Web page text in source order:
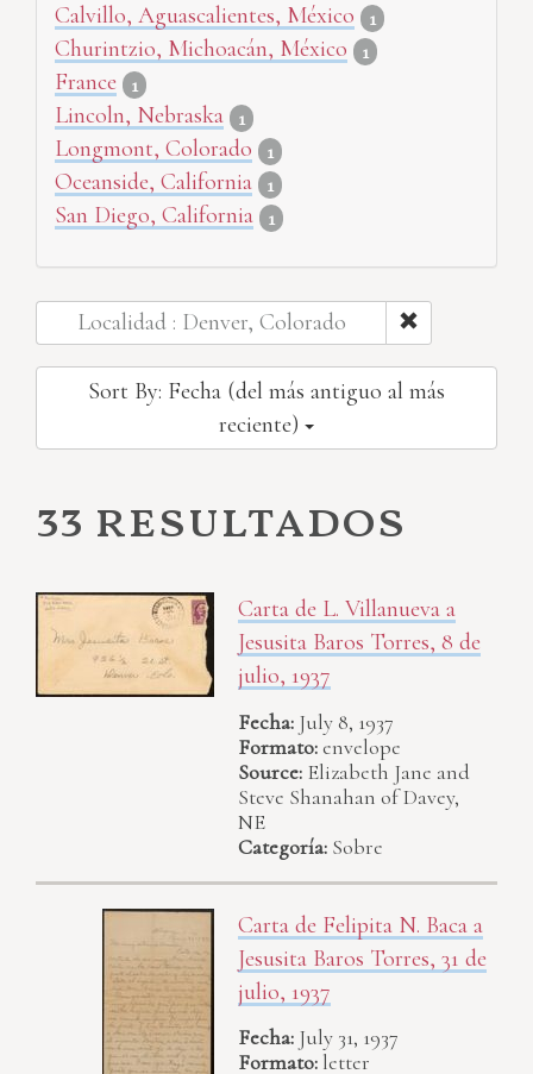
Calvillo, Aguascalientes, México 1
Churintzio, Michoacán, México 1
France 1
Lincoln, Nebraska 1
Longmont, Colorado 1
Oceanside, California 1
San Diego, California 1
Localidad : Denver, Colorado
Sort By: Fecha (del más antiguo al más
reciente)
33 resultados
Carta de L. Villanueva a
Jesusita Baros Torres, 8 de
julio, 1937
Fecha: July 8, 1937
Formato:envelope
Source: Elizabeth Jane and
Steve Shanahan of Davey,
NE
Categoría: Sobre
Carta de Felipita N. Baca a
Jesusita Baros Torres, 31 de
julio, 1937
Fecha: July 31, 1937
Formato: letter